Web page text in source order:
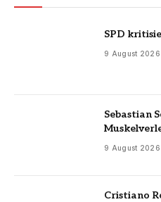
SPD
9 August 2026
Sebastian
9 August 2026
Cristiano